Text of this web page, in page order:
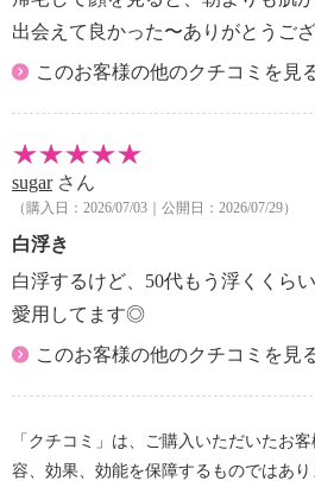
出会えて良かった〜ありがとうござ
このお客様の他のクチコミを見
sugarさん
（購入日：2026/07/03｜公開日：2026/07/29）
白浮き
白浮するけど、50代もう浮くくら
愛用してます◎
このお客様の他のクチコミを見
「クチコミ」は、ご購入いただいたお
容、効果、効能を保障するものではあり